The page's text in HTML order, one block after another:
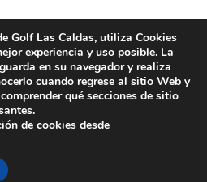
CALDAS -
Golf Las Caldas, utiliza Cookies
experiencia y uso posible. La
en su navegador y realiza
cuando regrese al sitio Web y
qué secciones de sitio
de cookies desde